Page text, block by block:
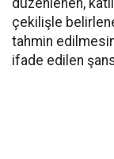
düzenlenen,
çekilişle
tahmin
ifade edilen